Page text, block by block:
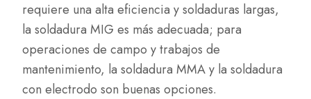
requiere una alta eficiencia y soldaduras largas,
la soldadura MIG es más adecuada; para
operaciones de campo y trabajos de
mantenimiento, la soldadura MMA y la soldadura
con electrodo son buenas opciones.